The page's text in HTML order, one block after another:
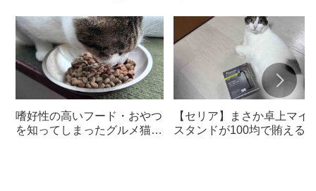
嗜好性の高いフード・おやつ
を知ってしまったグルメ猫の
【セリア】まさか卓上マイ
スタンドが100均で賄えるな